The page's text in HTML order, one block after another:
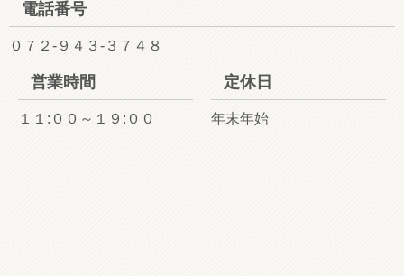
電話番号
０７２-９４３-３７４８
営業時間
１１:００～１９:００
定休日
年末年始